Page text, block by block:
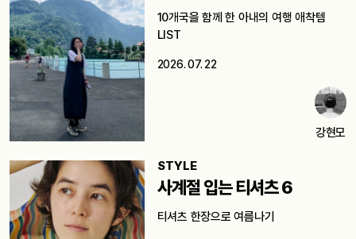
10개국을 함께 한 아내의 여행 애착템
LIST
2026. 07. 22
강현모
STYLE
사계절 입는 티셔츠 6
티셔츠 한장으로 여름나기